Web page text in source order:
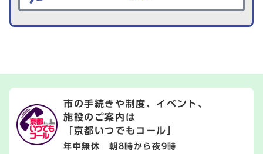
市の手続きや制度、イベント、
施設のご案内は
「京都いつでもコール」
年中無休 朝8時から夜9時